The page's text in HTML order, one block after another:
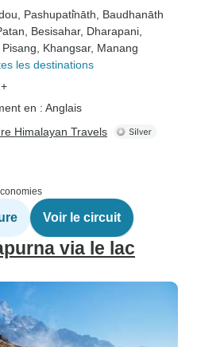
, Pashupati̇̄nāth , Baudhanāth
, Besisahar, Dharapani
, Pisang , Khangsar, Manang
les destinations
en : Anglais
Himalayan Travels
Voir le circuit
via le lac